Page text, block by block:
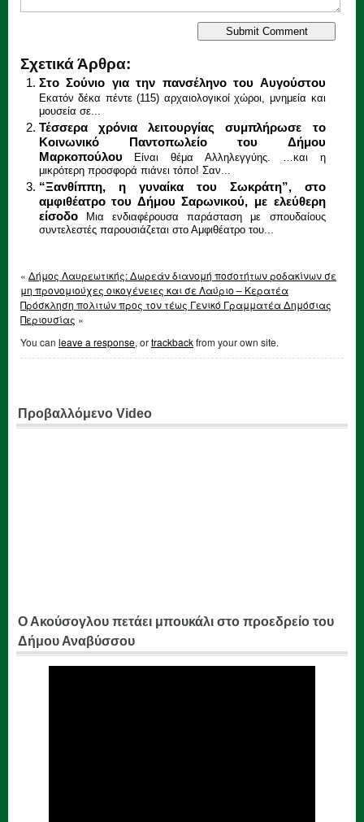
Σχετικά Άρθρα:
Στο Σούνιο για την πανσέληνο του Αυγούστου
Εκατόν δέκα πέντε (115) αρχαιολογικοί χώροι, μνημεία και
μουσεία σε...
Τέσσερα χρόνια λειτουργίας συμπλήρωσε το
Κοινωνικό Παντοπωλείο του Δήμου
Μαρκοπούλου
Είναι θέμα Αλληλεγγύης. …και η
μικρότερη προσφορά πιάνει τόπο! Σαν...
“Ξανθίππη, η γυναίκα του Σωκράτη”, στο
αμφιθέατρο του Δήμου Σαρωνικού, με ελεύθερη
είσοδο
Μια ενδιαφέρουσα παράσταση με σπουδαίους
συντελεστές παρουσιάζεται στο Αμφιθέατρο του...
« Δήμος Λαυρεωτικής: Δωρεάν διανομή ποσοτήτων ροδακίνων σε
μη προνομιούχες οικογένειες και σε Λαύριο – Κερατέα
Πρόσκληση πολιτών προς τον τέως Γενικό Γραμματέα Δημόσιας
Περιουσίας »
You can leave a response, ortrackbackfrom your own site.
Προβαλλόμενο Video
Ο Ακούσογλου πετάει μπουκάλι στο προεδρείο του
Δήμου Αναβύσσου